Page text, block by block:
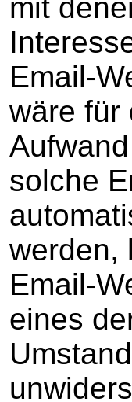
mit
Email-
wäre für
solche
werden,
Email-
eines